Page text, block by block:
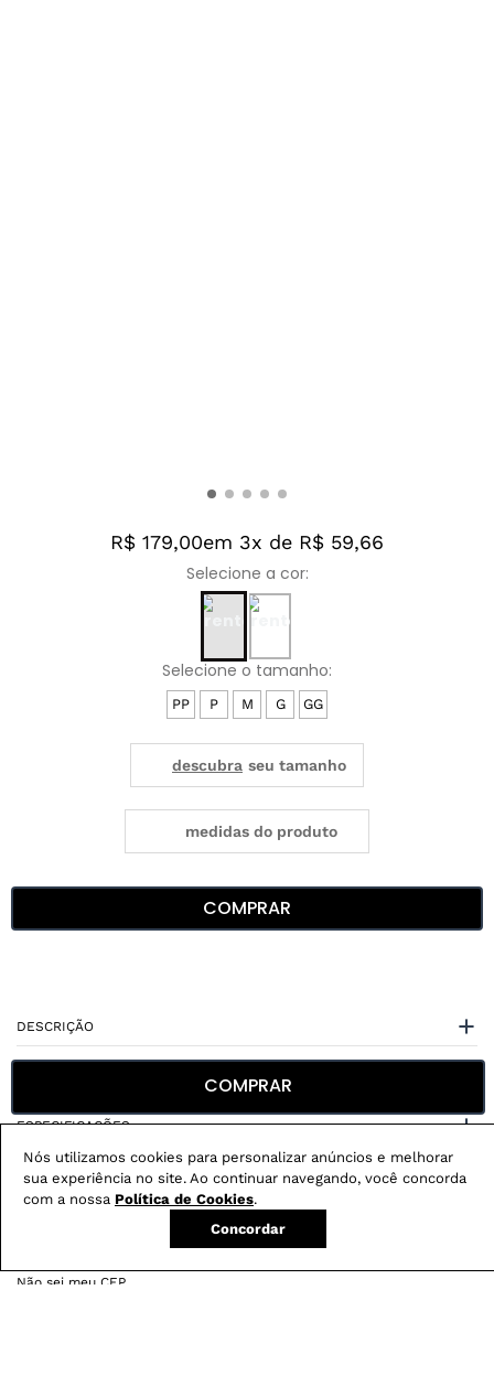
Nós utilizamos cookies para personalizar anúncios e melhorar
sua experiência no site. Ao continuar navegando, você concorda
com a nossa Política de Cookies.
Concordar
R$ 179,00em 3x de R$ 59,66
PP P M G GG
medidas do produto
COMPRAR
DESCRIÇÃO
ESPECIFICAÇÕES
Não sei meu CEP
COMPRAR